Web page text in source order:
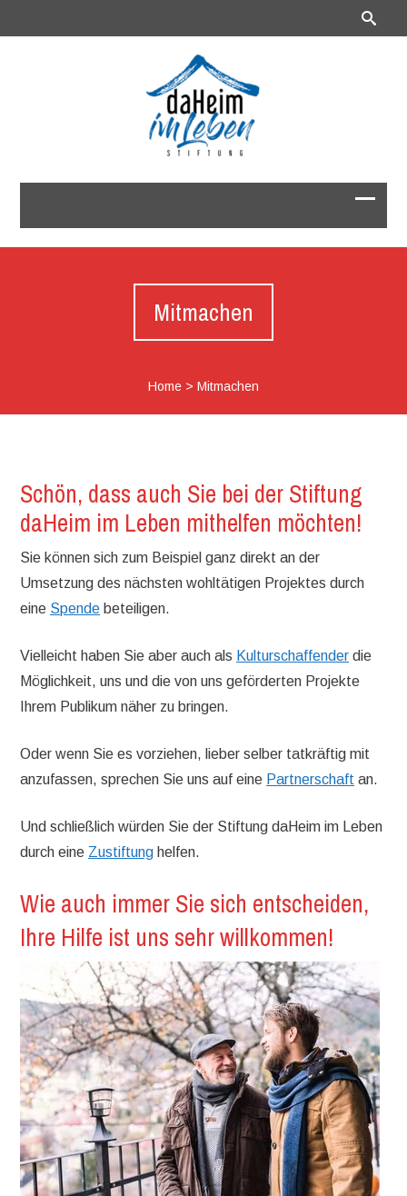
Mitmachen
Home> Mitmachen
Schön, dass auch Sie bei der Stiftung
daHeim im Leben mithelfen möchten!
Sie können sich zum Beispiel ganz direkt an der
Umsetzung des nächsten wohltätigen Projektes durch
eine Spende beteiligen.
Vielleicht haben Sie aber auch als Kulturschaffender die
Möglichkeit, uns und die von uns geförderten Projekte
Ihrem Publikum näher zu bringen.
Oder wenn Sie es vorziehen, lieber selber tatkräftig mit
anzufassen, sprechen Sie uns auf eine Partnerschaft an.
Und schließlich würden Sie der Stiftung daHeim im Leben
durch eine Zustiftung helfen.
Wie auch immer Sie sich entscheiden,
Ihre Hilfe ist uns sehr willkommen!